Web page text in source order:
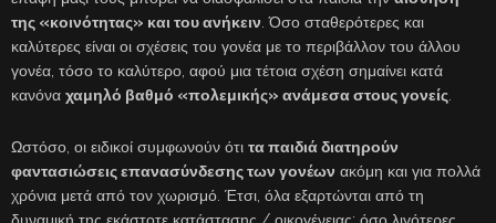
της «κοινότητας» και του ανήκειν . Όσο σταθερότερες και
καλύτερες είναι οι σχέσεις του γονέα με το περιβάλλον του άλλου
γονέα, τόσο το καλύτερο, αφού μια τέτοια σχέση σημαίνει κατά
κανόνα χαμηλό βαθμό «πολεμικής» ανάμεσα στους γονείς
Ωστόσο, οι ειδικοί συμφωνούν ότι τα παιδιά διατηρούν
φαντασιώσεις επανασύνδεσης των γονέων ακόμη και για πολλά
χρόνια μετά από τον χωρισμό. Έτσι, όλα εξαρτώνται από τη
δυναμική της εκάστοτε κατάστασης / οικογένειας: όσο λιγότερες